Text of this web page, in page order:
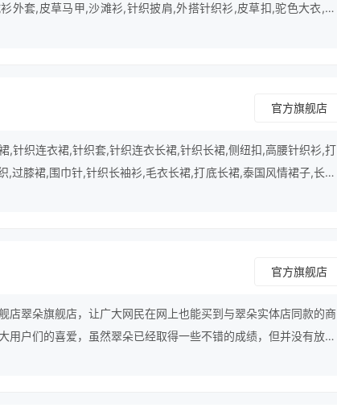
外套,皮草马甲,沙滩衫,针织披肩,外搭针织衫,皮草扣,驼色大衣,批
官方旗舰店
,针织连衣裙,针织套,针织连衣长裙,针织长裙,侧纽扣,高腰针织衫,打
,过膝裙,围巾针,针织长袖衫,毛衣长裙,打底长裙,泰国风情裙子,长款
官方旗舰店
店翠朵旗舰店，让广大网民在网上也能买到与翠朵实体店同款的商
用户们的喜爱，虽然翠朵已经取得一些不错的成绩，但并没有放慢